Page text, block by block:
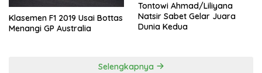
Klasemen F1 2019 Usai Bottas
Menangi GP Australia
Tontowi Ahmad/Liliyana
Natsir Sabet Gelar Juara
Dunia Kedua
Selengkapnya